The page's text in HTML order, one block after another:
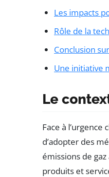
Les impacts
Rôle de la
Conclusion
Une initiative
Le
Face à
d’adopter des
émissions de
produits et